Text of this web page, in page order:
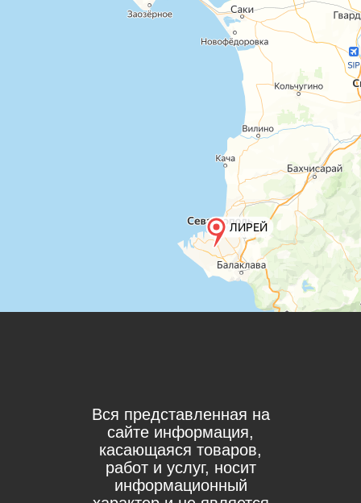
Вся представленная на
сайте информация,
касающаяся товаров,
работ и услуг, носит
информационный